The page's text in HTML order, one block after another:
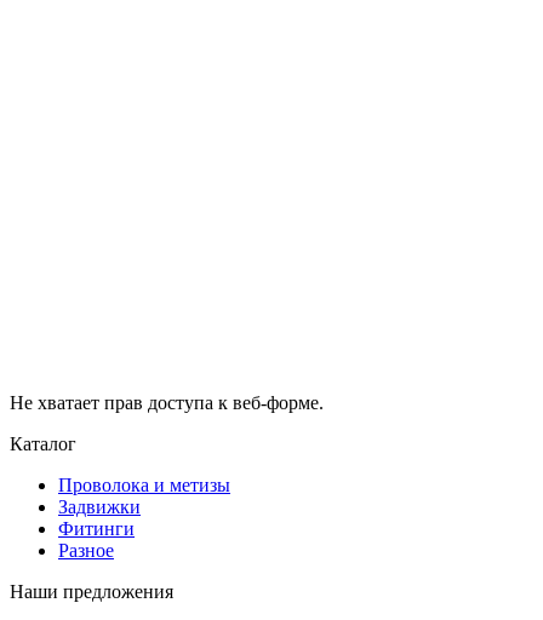
Не хватает прав доступа к веб-форме.
Каталог
Проволока и метизы
Задвижки
Фитинги
Разное
Наши предложения